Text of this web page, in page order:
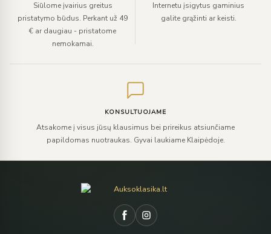
Siūlome įvairius greitus
pristatymo būdus. Perkant už 49
€ ar daugiau - pristatome
nemokamai.
Internetu įsigytus gaminius
galite grąžinti ar keisti.
KONSULTUOJAME
Atsakome į visus jūsų klausimus bei prireikus atsiunčiame
papildomas nuotraukas. Gyvai laukiame Klaipėdoje.